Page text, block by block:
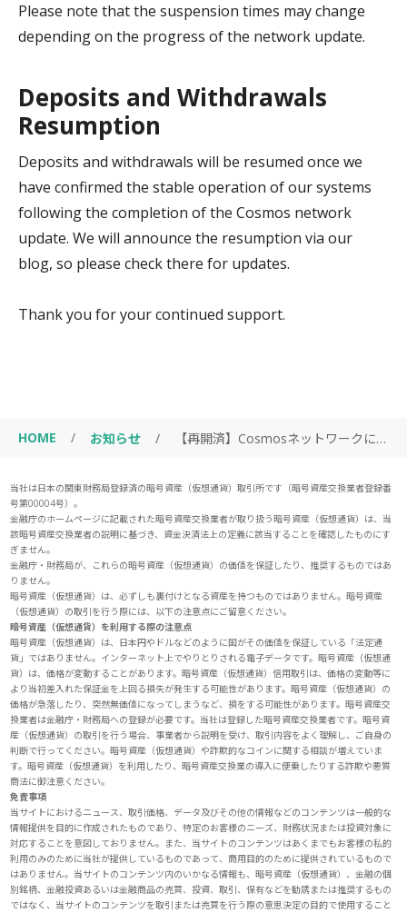
Please note that the suspension times may change
depending on the progress of the network update.
Deposits and Withdrawals
Resumption
Deposits and withdrawals will be resumed once we
have confirmed the stable operation of our systems
following the completion of the Cosmos network
update. We will announce the resumption via our
blog, so please check there for updates.
Thank you for your continued support.
HOME / お知らせ / 【再開済】Cosmosネットワークにおける入出金の一時停止に関するお知らせ / Notice Regarding Temporary Suspension of Deposits and Withdrawals on the Cosmos Network
当社は日本の関東財務局登録済の暗号資産（仮想通貨）取引所です（暗号資産交換業者登録番
号第00004号）。
金融庁のホームページに記載された暗号資産交換業者が取り扱う暗号資産（仮想通貨）は、当
該暗号資産交換業者の説明に基づき、資金決済法上の定義に該当することを確認したものにす
ぎません。
金融庁・財務局が、これらの暗号資産（仮想通貨）の価値を保証したり、推奨するものではあ
りません。
暗号資産（仮想通貨）は、必ずしも裏付けとなる資産を持つものではありません。暗号資産
（仮想通貨）の取引を行う際には、以下の注意点にご留意ください。
暗号資産（仮想通貨）を利用する際の注意点
暗号資産（仮想通貨）は、日本円やドルなどのように国がその価値を保証している「法定通
貨」ではありません。インターネット上でやりとりされる電子データです。暗号資産（仮想通
貨）は、価格が変動することがあります。暗号資産（仮想通貨）信用取引は、価格の変動等に
より当初差入れた保証金を上回る損失が発生する可能性があります。暗号資産（仮想通貨）の
価格が急落したり、突然無価値になってしまうなど、損をする可能性があります。暗号資産交
換業者は金融庁・財務局への登録が必要です。当社は登録した暗号資産交換業者です。暗号資
産（仮想通貨）の取引を行う場合、事業者から説明を受け、取引内容をよく理解し、ご自身の
判断で行ってください。暗号資産（仮想通貨）や詐欺的なコインに関する相談が増えていま
す。暗号資産（仮想通貨）を利用したり、暗号資産交換業の導入に便乗したりする詐欺や悪質
商法に御注意ください。
免責事項
当サイトにおけるニュース、取引価格、データ及びその他の情報などのコンテンツは一般的な
情報提供を目的に作成されたものであり、特定のお客様のニーズ、財務状況または投資対象に
対応することを意図しておりません。また、当サイトのコンテンツはあくまでもお客様の私的
利用のみのために当社が提供しているものであって、商用目的のために提供されているもので
はありません。当サイトのコンテンツ内のいかなる情報も、暗号資産（仮想通貨）、金融の個
別銘柄、金融投資あるいは金融商品の売買、投資、取引、保有などを勧誘または推奨するもの
ではなく、当サイトのコンテンツを取引または売買を行う際の意思決定の目的で使用すること